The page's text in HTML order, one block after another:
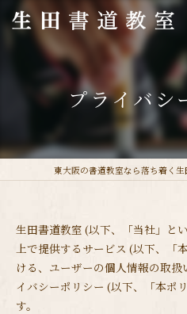
プライバシ
東大阪の書道教室なら落ち着く生
生田書道教室 (以下、「当社」と
上で提供するサービス (以下、「
ける、ユーザーの個人情報の取
イバシーポリシー (以下、「本ポ
す。